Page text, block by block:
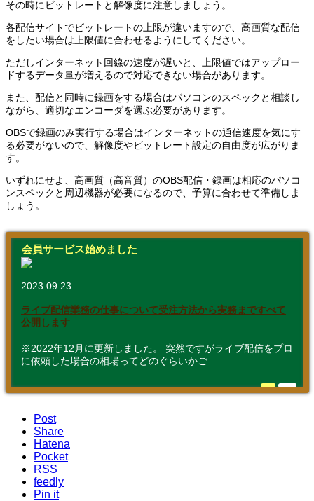
その時にビットレートと解像度に注意しましょう。
各配信サイトでビットレートの上限が違いますので、高画質な配信
をしたい場合は上限値に合わせるようにしてください。
ただしインターネット回線の速度が遅いと、上限値ではアップロー
ドするデータ量が増えるので対応できない場合があります。
また、配信と同時に録画をする場合はパソコンのスペックと相談し
ながら、適切なエンコーダを選ぶ必要があります。
OBSで録画のみ実行する場合はインターネットの通信速度を気にす
る必要がないので、解像度やビットレート設定の自由度が広がりま
す。
いずれにせよ、高画質（高音質）のOBS配信・録画は相応のパソコ
ンスペックと周辺機器が必要になるので、予算に合わせて準備しま
しょう。
会員サービス始めました
2023.09.23
ライブ配信業務の仕事について受注方法から実務まですべて
公開します
※2022年12月に更新しました。 突然ですがライブ配信をプロ
に依頼した場合の相場ってどのぐらいかご...
Post
Share
Hatena
Pocket
RSS
feedly
Pin it